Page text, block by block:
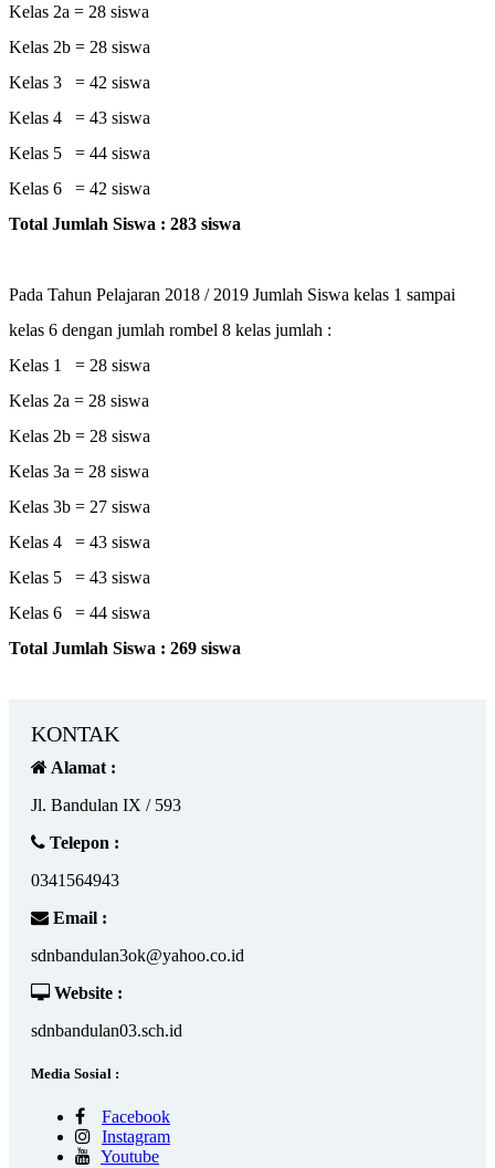
Kelas 2a = 28 siswa
Kelas 2b = 28 siswa
Kelas 3 = 42 siswa
Kelas 4 = 43 siswa
Kelas 5 = 44 siswa
Kelas 6 = 42 siswa
Total Jumlah Siswa : 283 siswa
Pada Tahun Pelajaran 2018 / 2019 Jumlah Siswa kelas 1 sampai
kelas 6 dengan jumlah rombel 8 kelas jumlah :
Kelas 1 = 28 siswa
Kelas 2a = 28 siswa
Kelas 2b = 28 siswa
Kelas 3a = 28 siswa
Kelas 3b = 27 siswa
Kelas 4 = 43 siswa
Kelas 5 = 43 siswa
Kelas 6 = 44 siswa
Total Jumlah Siswa : 269 siswa
KONTAK
Alamat :
Jl. Bandulan IX / 593
Telepon :
0341564943
Email :
sdnbandulan3ok@yahoo.co.id
Website :
sdnbandulan03.sch.id
Media Sosial :
Facebook
Instagram
Youtube